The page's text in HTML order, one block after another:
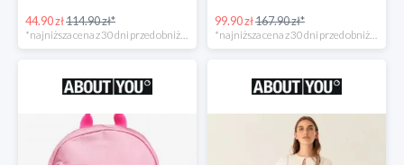
44.90 zł114.90 zł* 99.90 zł167.90 zł*